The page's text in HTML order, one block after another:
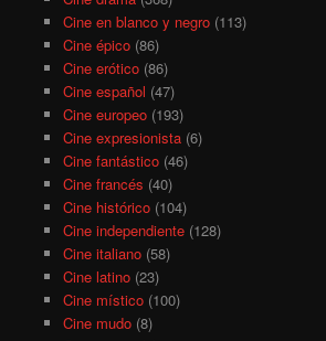
Cine en blanco y negro(113)
Cine épico(86)
Cine erótico(86)
Cine español (47)
Cine europeo(193)
Cine expresionista(6)
Cine fantástico(46)
Cine francés (40)
Cine histórico(104)
Cine independiente(128)
Cine italiano(58)
Cine latino(23)
Cine místico(100)
Cine mudo(8)